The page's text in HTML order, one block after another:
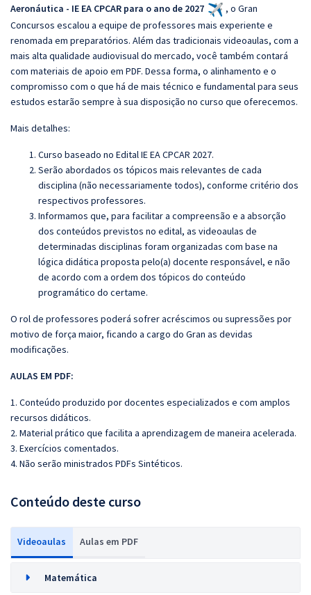
Aeronáutica - IE EA CPCAR para o ano de 2027
, o Gran
Concursos escalou a equipe de professores mais experiente e
renomada em preparatórios. Além das tradicionais videoaulas, com a
mais alta qualidade audiovisual do mercado, você também contará
com materiais de apoio em PDF. Dessa forma, o alinhamento e o
compromisso com o que há de mais técnico e fundamental para seus
estudos estarão sempre à sua disposição no curso que oferecemos.
Mais detalhes:
Curso baseado no Edital IE EA CPCAR 2027.
Serão abordados os tópicos mais relevantes de cada
disciplina (não necessariamente todos), conforme critério dos
respectivos professores.
Informamos que, para facilitar a compreensão e a absorção
dos conteúdos previstos no edital, as videoaulas de
determinadas disciplinas foram organizadas com base na
lógica didática proposta pelo(a) docente responsável, e não
de acordo com a ordem dos tópicos do conteúdo
programático do certame.
O rol de professores poderá sofrer acréscimos ou supressões por
motivo de força maior, ficando a cargo do Gran as devidas
modificações.
AULAS EM PDF:
1. Conteúdo produzido por docentes especializados e com amplos
recursos didáticos.
2. Material prático que facilita a aprendizagem de maneira acelerada.
3. Exercícios comentados.
4. Não serão ministrados PDFs Sintéticos.
Conteúdo deste curso
Videoaulas Aulas em PDF
Matemática